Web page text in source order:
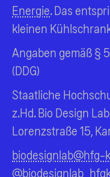
Energie. Das
kleinen
Angaben gemäß §
(DDG)
Staatliche
z.Hd. Bio Design Lab
Lorenzstraße 15,
biodesignlab@hfg-